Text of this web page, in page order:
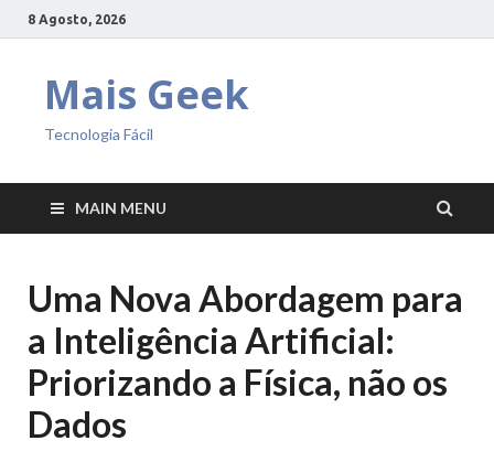
8 Agosto, 2026
Mais Geek
Tecnologia Fácil
MAIN MENU
Uma Nova Abordagem para
a Inteligência Artificial:
Priorizando a Física, não os
Dados